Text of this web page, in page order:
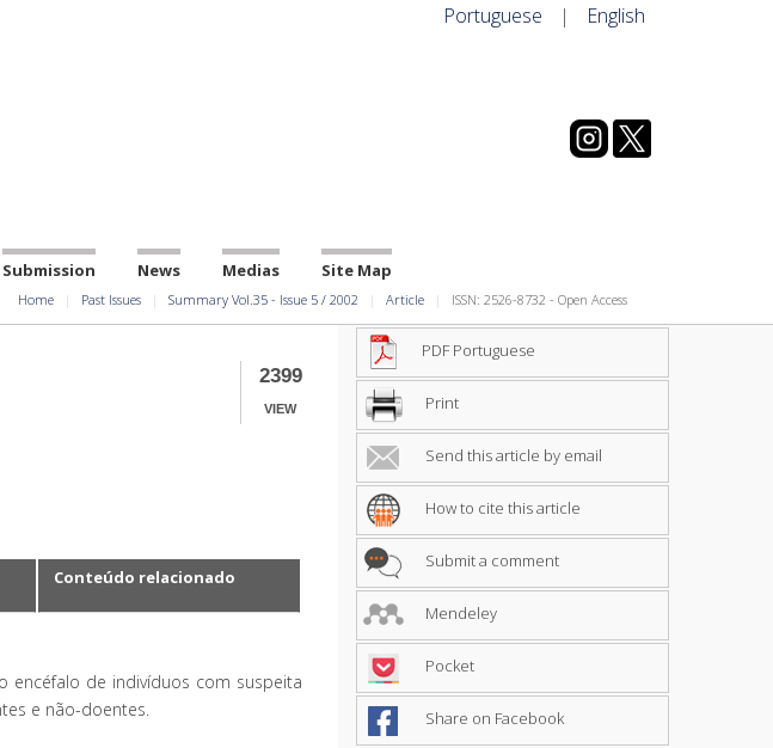
Portuguese | English
Submission News Medias Site Map
Home Past Issues Summary Vol.35 - Issue 5 / 2002 Article ISSN: 2526-8732 - Open Access
2399
VIEW
Conteúdo relacionado
encéfalo de indivíduos com suspeita
e não-doentes.
PDF Portuguese
Print
Send this article by email
How to cite this article
Submit a comment
Mendeley
Pocket
Share on Facebook